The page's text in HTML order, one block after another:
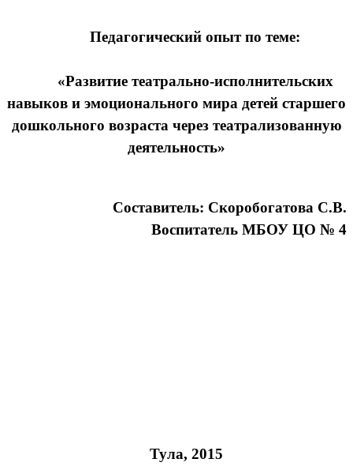
Педагогический опыт по теме:
«Развитие театрально-исполнительских
навыков и эмоционального мира детей старшего
дошкольного возраста через театрализованную
деятельность»
Составитель: Скоробогатова С.В.
Воспитатель МБОУ ЦО № 4
Тула, 2015